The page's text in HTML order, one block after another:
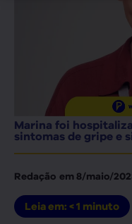
Marina foi
sintomas de gripe e
Redação em8/maio/
Leia em: < 1 minuto